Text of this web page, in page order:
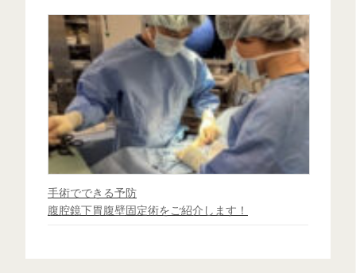
手術でできる予防
腹腔鏡下胃腹壁固定術をご紹介します！